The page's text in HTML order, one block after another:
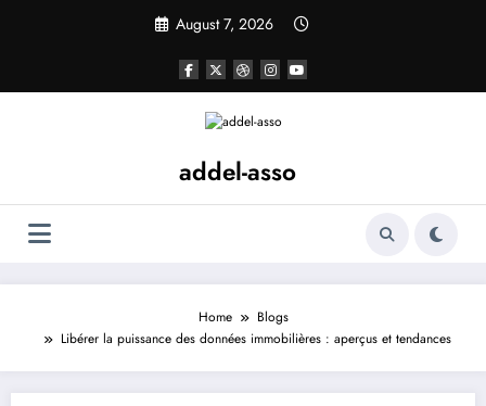
August 7, 2026
addel-asso
Home
Blogs
Libérer la puissance des données immobilières : aperçus et tendances